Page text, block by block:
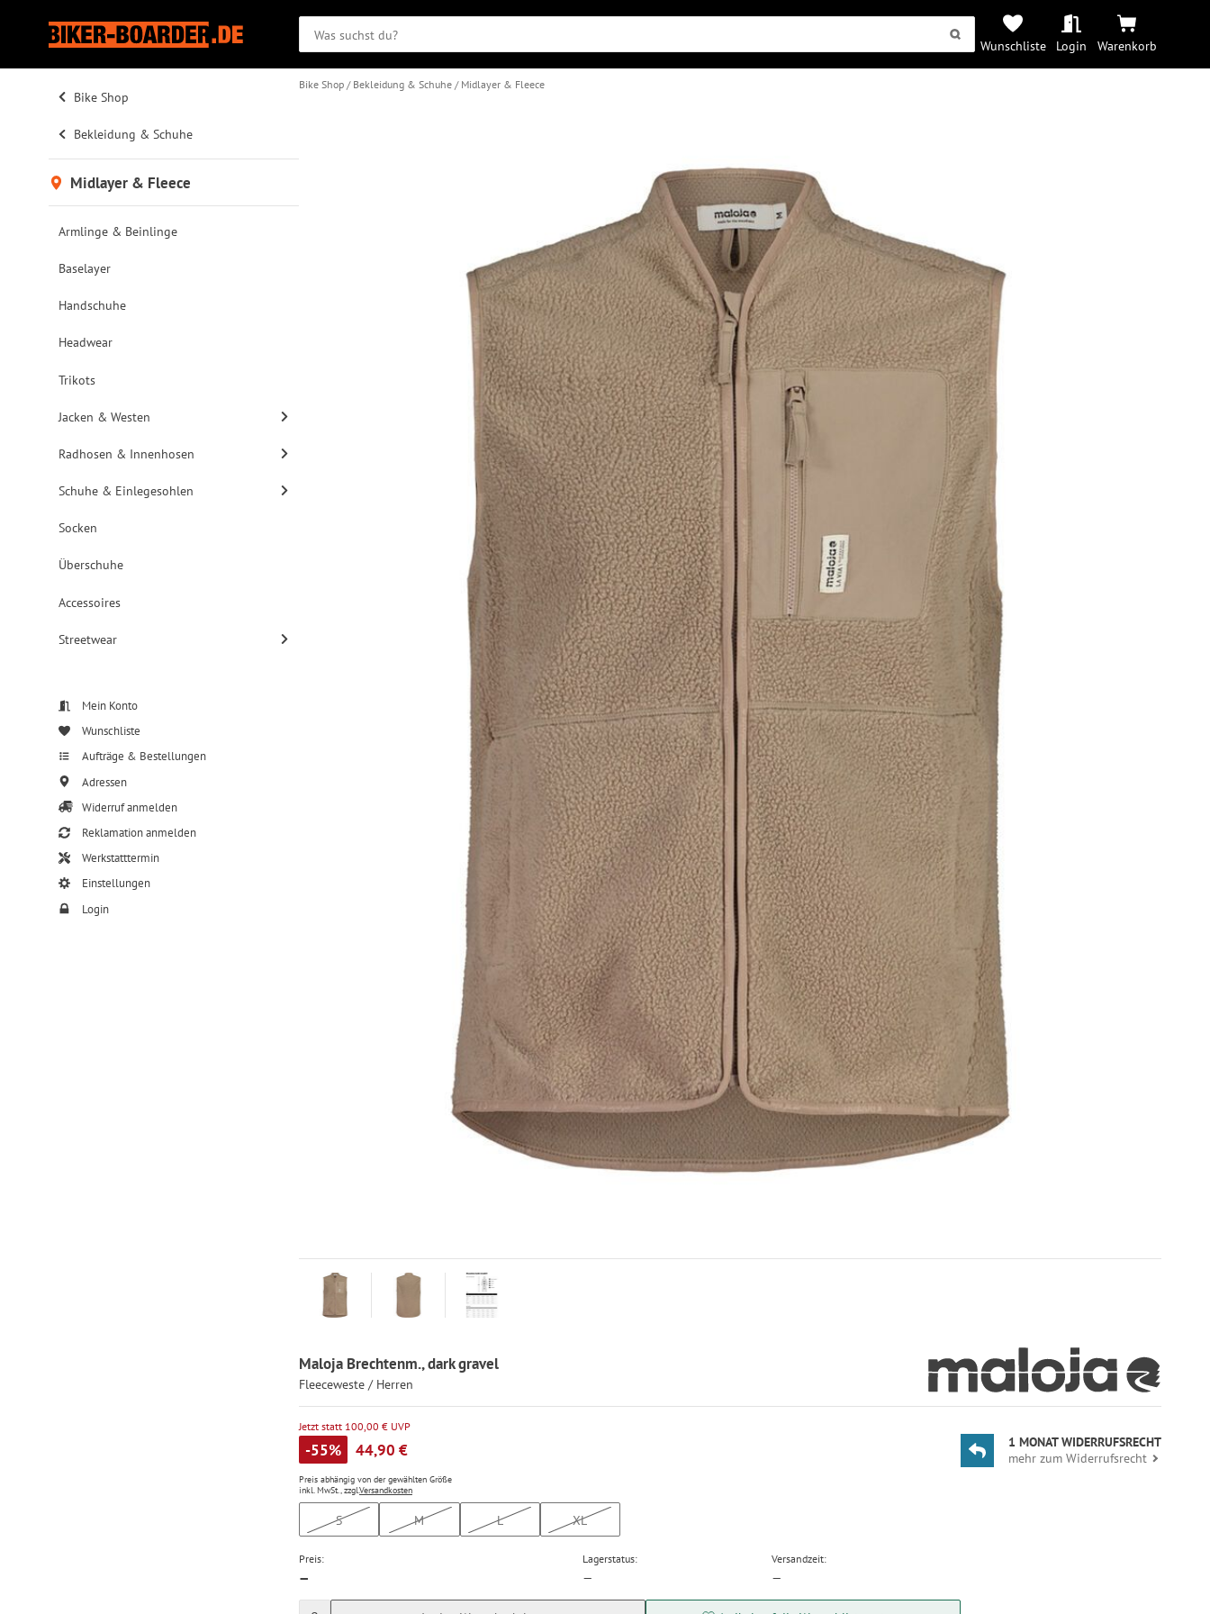
Wunschliste Login Warenkorb
Bike Shop
Bekleidung & Schuhe
Midlayer & Fleece
Armlinge & Beinlinge
Baselayer
Handschuhe
Headwear
Trikots
Jacken & Westen
Radhosen & Innenhosen
Schuhe & Einlegesohlen
Socken
Überschuhe
Accessoires
Streetwear
Mein Konto
Wunschliste
Aufträge & Bestellungen
Adressen
Widerruf anmelden
Reklamation anmelden
Werkstatttermin
Einstellungen
Login
Bike Shop Bekleidung & Schuhe Midlayer & Fleece
Maloja Brechtenm., dark gravel
Fleeceweste / Herren
Jetzt statt 100,00 € UVP
-55% 44,90 €
Preis abhängig von der gewählten Größe
inkl. MwSt., zzgl.Versandkosten
S M L XL
Preis:
—
Lagerstatus:
—
Versandzeit:
—
1 MONAT WIDERRUFSRECHT
mehr zum Widerrufsrecht